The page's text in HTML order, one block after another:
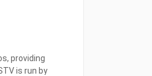
providing
is run by